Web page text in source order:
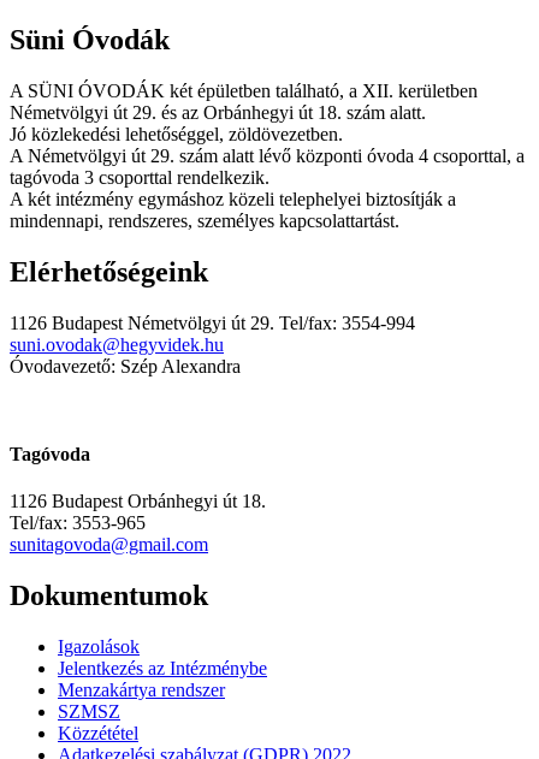
Süni Óvodák
A SÜNI ÓVODÁK két épületben található, a XII. kerületben
Németvölgyi út 29. és az Orbánhegyi út 18. szám alatt.
Jó közlekedési lehetőséggel, zöldövezetben.
A Németvölgyi út 29. szám alatt lévő központi óvoda 4 csoporttal, a
tagóvoda 3 csoporttal rendelkezik.
A két intézmény egymáshoz közeli telephelyei biztosítják a
mindennapi, rendszeres, személyes kapcsolattartást.
Elérhetőségeink
1126 Budapest Németvölgyi út 29. Tel/fax: 3554-994
suni.ovodak@hegyvidek.hu
Óvodavezető: Szép Alexandra
Tagóvoda
1126 Budapest Orbánhegyi út 18.
Tel/fax: 3553-965
sunitagovoda@gmail.com
Dokumentumok
Igazolások
Jelentkezés az Intézménybe
Menzakártya rendszer
SZMSZ
Közzététel
Adatkezelési szabályzat (GDPR) 2022